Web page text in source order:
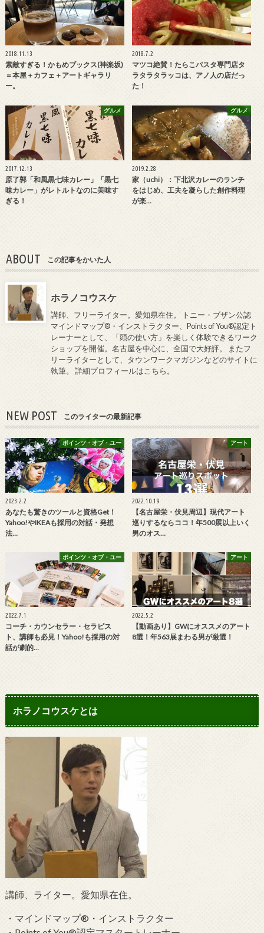
2018.11.13
素敵すぎる！かもめブックス(神楽坂)
＝本屋＋カフェ＋アートギャラリ
ー。
2018.7.2
マツコ絶賛！たらこパスタ専門店タ
ラタラタラッコは、アノ人の店だっ
た！
グルメ
2017.12.13
原了郭「和風黒七味カレー」「黒七
味カレー」がレトルトなのに美味す
ぎる！
グルメ
2019.2.28
家（uchi）：下北沢カレーのランチ
をはじめ、工夫を凝らした創作料理
が楽…
ABOUT この記事をかいた人
ホラノコウスケ
講師、フリーライター。愛知県在住。 トニー・ブザン公認
マインドマップ®・インストラクター、Points of You®認定ト
レーナーとして、「頭の使い方」を楽しく体験できるワーク
ショップを開催。名古屋を中心に、全国で大好評。 またフ
リーライターとして、タウンワークマガジンなどのサイトに
執筆。詳細プロフィールはこちら 。
NEW POST このライターの最新記事
ポインツ・オブ・ユー
2023.2.2
あなたも驚きのツールと資格Get！
Yahoo!やIKEAも採用の対話・発想
法…
アート
2022.10.19
【名古屋栄・伏見周辺】現代アート
巡りするならココ！年500展以上いく
男のオス…
ポインツ・オブ・ユー
2022.7.1
コーチ・カウンセラー・セラピス
ト、講師も必見！Yahoo!も採用の対
話が劇的…
アート
2022.5.2
【動画あり】GWにオススメのアート
8選！年563展まわる男が厳選！
ホラノコウスケとは
講師、ライター。愛知県在住。
・マインドマップ®・インストラクター